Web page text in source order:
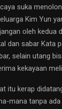
suka
Kim Yun
oleh kedua
dan sabar Kata
selain utang
kekayaan
itu kerap
mana tanpa